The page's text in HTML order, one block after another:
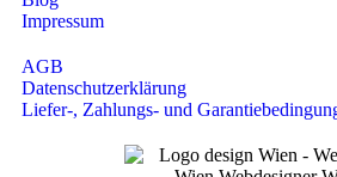
Impressum
AGB
Datenschutzerklärung
Liefer-, Zahlungs- und